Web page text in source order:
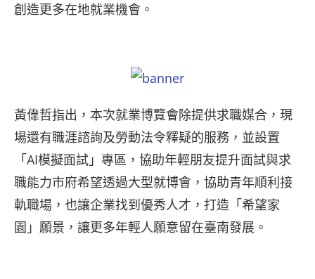
創造更多在地就業機會。
黃偉哲指出，本次就業博覽會除提供求職媒合，現
場還有職涯諮詢及勞動法令釋疑的服務，並設置
「AI模擬面試」專區，協助年輕朋友提升面試與求
職能力市府希望透過大型就博會，協助青年順利接
軌職場，也讓企業找到優秀人才，打造「希望家
園」願景，讓更多年輕人願意留在臺南發展。